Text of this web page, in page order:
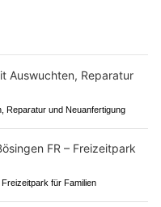
Reparatur und Neuanfertigung
für Familien